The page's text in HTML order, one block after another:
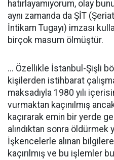
hatırlayamıyorum, olay
aynı zamanda da ŞİT
İntikam Tugayı) imzası
birçok masum ölmüştür.
... Özellikle İstanbul-Şişli
kişilerden istihbarat
maksadıyla 1980 yılı
vurmaktan kaçınılmış
kaçırarak emin bir yerde
alındıktan sonra öldürmek
İşkencelerle alınan
kaçırılmış ve bu işlemler